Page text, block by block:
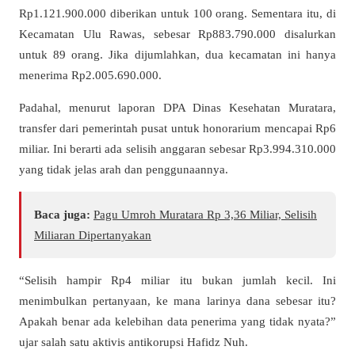
Rp1.121.900.000 diberikan untuk 100 orang. Sementara itu, di
Kecamatan Ulu Rawas, sebesar Rp883.790.000 disalurkan
untuk 89 orang. Jika dijumlahkan, dua kecamatan ini hanya
menerima Rp2.005.690.000.
Padahal, menurut laporan DPA Dinas Kesehatan Muratara,
transfer dari pemerintah pusat untuk honorarium mencapai Rp6
miliar. Ini berarti ada selisih anggaran sebesar Rp3.994.310.000
yang tidak jelas arah dan penggunaannya.
Baca juga: Pagu Umroh Muratara Rp 3,36 Miliar, Selisih
Miliaran Dipertanyakan
“Selisih hampir Rp4 miliar itu bukan jumlah kecil. Ini
menimbulkan pertanyaan, ke mana larinya dana sebesar itu?
Apakah benar ada kelebihan data penerima yang tidak nyata?”
ujar salah satu aktivis antikorupsi Hafidz Nuh.